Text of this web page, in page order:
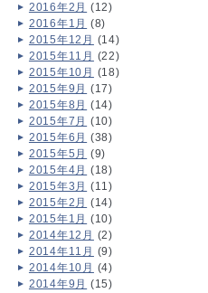
2016年2月 (12)
2016年1月 (8)
2015年12月 (14)
2015年11月 (22)
2015年10月 (18)
2015年9月 (17)
2015年8月 (14)
2015年7月 (10)
2015年6月 (38)
2015年5月 (9)
2015年4月 (18)
2015年3月 (11)
2015年2月 (14)
2015年1月 (10)
2014年12月 (2)
2014年11月 (9)
2014年10月 (4)
2014年9月 (15)